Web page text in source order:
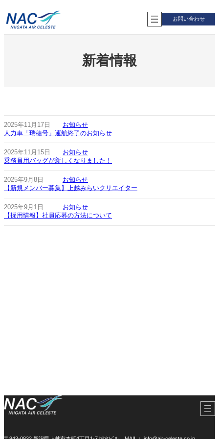
容
を
ス
お問い合わせ
新着情報
2025年11月17日
お知らせ
人力車「瑞穂号」運航終了のお知らせ
2025年11月15日
お知らせ
乗務員用バッグが新しくなりました！
2025年9月8日
お知らせ
【新規メンバー募集】上越みらいクリエイター
2025年9月1日
お知らせ
【採用情報】社員応募の方法について